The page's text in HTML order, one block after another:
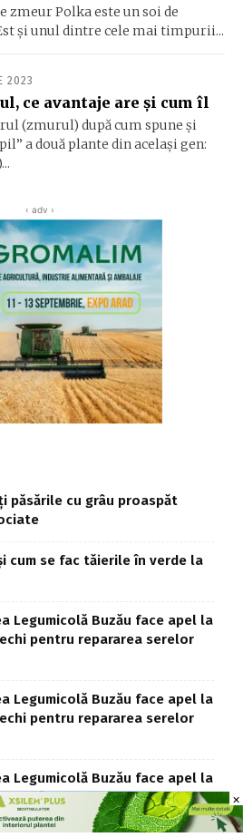
zmeur Polka este un soi de
și unul dintre cele mai timpurii...
2023
ce avantaje are și cum îl
(zmurul) după cum spune și
a două plante din același gen:
‹ adv ›
păsările cu grâu proaspăt
cum se fac tăierile în verde la
Legumicolă Buzău face apel la
pentru repararea serelor
Legumicolă Buzău face apel la
pentru repararea serelor
Legumicolă Buzău face apel la
pentru repararea serelor
×
×